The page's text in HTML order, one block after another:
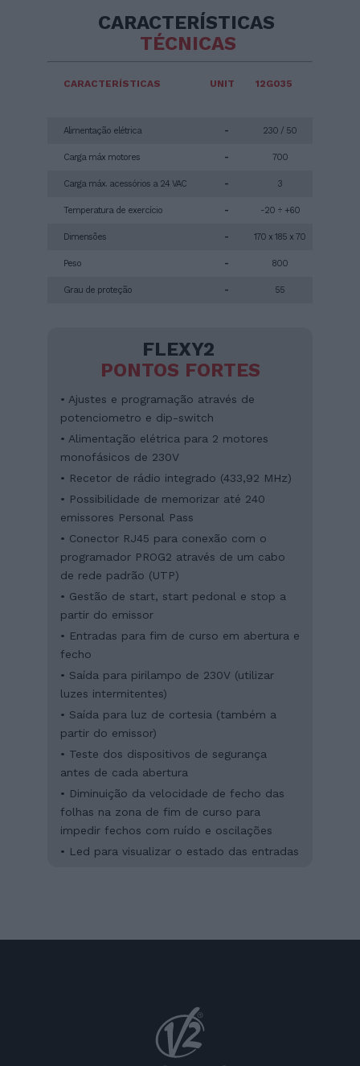
CARACTERÍSTICAS
TÉCNICAS
CARACTERÍSTICAS
Alimentação elétrica
Carga máx motores
Carga máx. acessórios a 24 VAC
Temperatura de exercício
Dimensões
Peso
Grau de proteção
UNIT
-
-
-
-
-
-
-
12G035
230 / 50
700
3
-20 ÷ +60
170 x 185 x 70
800
55
FLEXY2
PONTOS FORTES
• Ajustes e programação através de
potenciometro e dip-switch
• Alimentação elétrica para 2 motores
monofásicos de 230V
• Recetor de rádio integrado (433,92 MHz)
• Possibilidade de memorizar até 240
emissores Personal Pass
• Conector RJ45 para conexão com o
programador PROG2 através de um cabo
de rede padrão (UTP)
• Gestão de start, start pedonal e stop a
partir do emissor
• Entradas para fim de curso em abertura e
fecho
• Saída para pirilampo de 230V (utilizar
luzes intermitentes)
• Saída para luz de cortesia (também a
partir do emissor)
• Teste dos dispositivos de segurança
antes de cada abertura
• Diminuição da velocidade de fecho das
folhas na zona de fim de curso para
impedir fechos com ruído e oscilações
• Led para visualizar o estado das entradas